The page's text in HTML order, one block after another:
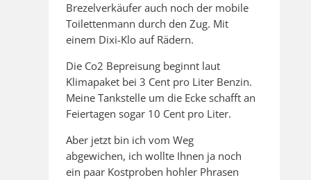
Brezelverkäufer auch noch der mobile
Toilettenmann durch den Zug. Mit
einem Dixi-Klo auf Rädern.
Die Co2 Bepreisung beginnt laut
Klimapaket bei 3 Cent pro Liter Benzin.
Meine Tankstelle um die Ecke schafft an
Feiertagen sogar 10 Cent pro Liter.
Aber jetzt bin ich vom Weg
abgewichen, ich wollte Ihnen ja noch
ein paar Kostproben hohler Phrasen